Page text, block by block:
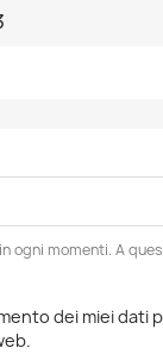
ogni momenti. A
dei miei dati